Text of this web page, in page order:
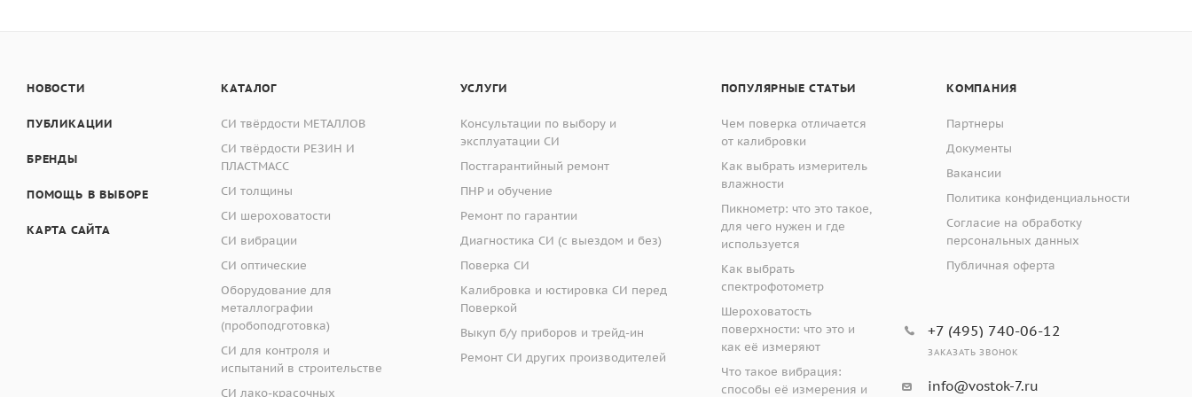
Автоматическая система нагружения.
Принцип действия твердомеров основан на статическом вдавливании твёрдосплавного шарикового наконечника с последующим
измерением диаметра окружности отпечатка. Приборы представляют собой стационарные средства измерений, состоящие из
устройства приложения нагрузки и измерительного блока.
Твердомер - базовая модель, оснащенная нониусным микроскопом с увеличением 20-х.
Твердомер
аналогичен МЕТОЛАБ 601 и дополнительно оснащен автоматической системой измерения твердости
(АСИТ), включающей в себя портативную камеру и ноутбук, программное обеспечение которого позволяет определять значение
-температура окружающего воздуха, °С
- относительная влажность при температуре +25 °С, %
от +10 до +35
от 50 до 80
Электропитание:
- частота переменного тока, Гц
220 ±22
50 ±0,5
Масса, кг, не более 130
НОВОСТИ
ПУБЛИКАЦИИ
БРЕНДЫ
ПОМОЩЬ В ВЫБОРЕ
КАРТА САЙТА
КАТАЛОГ
СИ твёрдости МЕТАЛЛОВ
СИ твёрдости РЕЗИН И
ПЛАСТМАСС
СИ толщины
СИ шероховатости
СИ вибрации
СИ оптические
Оборудование для
металлографии
(пробоподготовка)
СИ для контроля и
испытаний в строительстве
СИ лако-красочных
УСЛУГИ
Консультации по выбору и
эксплуатации СИ
Постгарантийный ремонт
ПНР и обучение
Ремонт по гарантии
Диагностика СИ (с выездом и без)
Поверка СИ
Калибровка и юстировка СИ перед
Поверкой
Выкуп б/у приборов и трейд-ин
Ремонт СИ других производителей
ПОПУЛЯРНЫЕ СТАТЬИ
Чем поверка отличается
от калибровки
Как выбрать измеритель
влажности
Пикнометр: что это такое,
для чего нужен и где
используется
Как выбрать
спектрофотометр
Шероховатость
поверхности: что это и
как её измеряют
Что такое вибрация:
способы её измерения и
КОМПАНИЯ
Партнеры
Документы
Вакансии
Политика конфиденциальности
Согласие на обработку
персональных данных
Публичная оферта
+7 (495) 740-06-12
ЗАКАЗАТЬ ЗВОНОК
info@vostok-7.ru